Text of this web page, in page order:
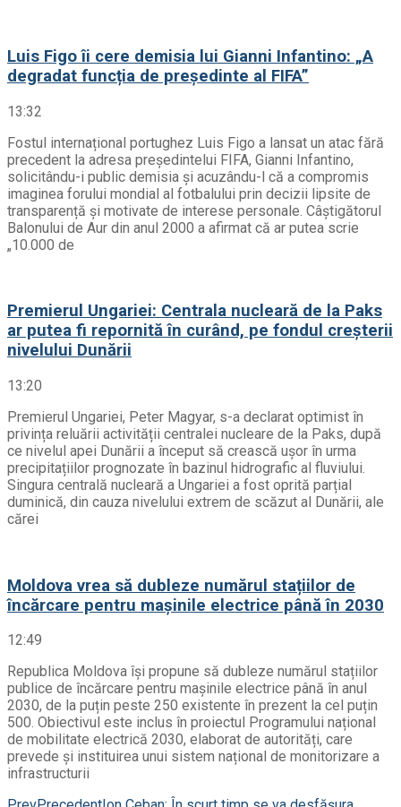
Luis Figo îi cere demisia lui Gianni Infantino: „A
degradat funcția de președinte al FIFA”
13:32
Fostul internațional portughez Luis Figo a lansat un atac fără
precedent la adresa președintelui FIFA, Gianni Infantino,
solicitându-i public demisia și acuzându-l că a compromis
imaginea forului mondial al fotbalului prin decizii lipsite de
transparență și motivate de interese personale. Câștigătorul
Balonului de Aur din anul 2000 a afirmat că ar putea scrie
„10.000 de
Premierul Ungariei: Centrala nucleară de la Paks
ar putea fi repornită în curând, pe fondul creșterii
nivelului Dunării
13:20
Premierul Ungariei, Peter Magyar, s-a declarat optimist în
privința reluării activității centralei nucleare de la Paks, după
ce nivelul apei Dunării a început să crească ușor în urma
precipitațiilor prognozate în bazinul hidrografic al fluviului.
Singura centrală nucleară a Ungariei a fost oprită parțial
duminică, din cauza nivelului extrem de scăzut al Dunării, ale
cărei
Moldova vrea să dubleze numărul stațiilor de
încărcare pentru mașinile electrice până în 2030
12:49
Republica Moldova își propune să dubleze numărul stațiilor
publice de încărcare pentru mașinile electrice până în anul
2030, de la puțin peste 250 existente în prezent la cel puțin
500. Obiectivul este inclus în proiectul Programului național
de mobilitate electrică 2030, elaborat de autorități, care
prevede și instituirea unui sistem național de monitorizare a
infrastructurii